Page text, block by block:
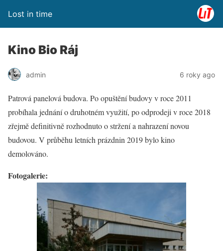
Lost in time
Kino Bio Ráj
admin 6 roky ago
Patrová panelová budova. Po opuštění budovy v roce 2011
probíhala jednání o druhotném využití, po odprodeji v roce 2018
zřejmě definitivně rozhodnuto o stržení a nahrazení novou
budovou. V průběhu letních prázdnin 2019 bylo kino
demolováno.
Fotogalerie: